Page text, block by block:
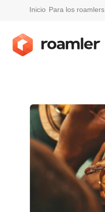
Inicio Para los roamlers